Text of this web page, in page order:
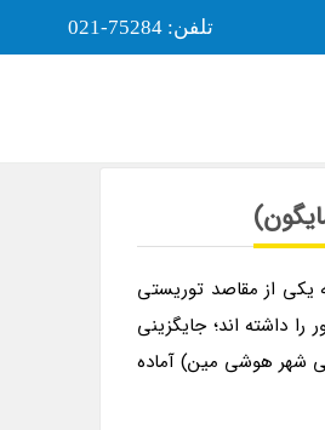
یکی از مقاصد توریستی
داشته اند؛ جایگزینی
شهر هوشی مین) آماده
تلفن: 75284-021